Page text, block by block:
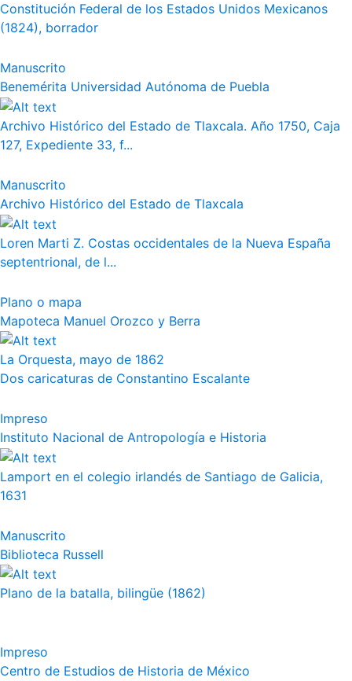
Constitución Federal de los Estados Unidos Mexicanos
(1824), borrador
Manuscrito
Benemérita Universidad Autónoma de Puebla
Archivo Histórico del Estado de Tlaxcala. Año 1750, Caja
127, Expediente 33, f...
Manuscrito
Archivo Histórico del Estado de Tlaxcala
Loren Marti Z. Costas occidentales de la Nueva España
septentrional, de l...
Plano o mapa
Mapoteca Manuel Orozco y Berra
La Orquesta, mayo de 1862
Dos caricaturas de Constantino Escalante
Impreso
Instituto Nacional de Antropología e Historia
Lamport en el colegio irlandés de Santiago de Galicia,
1631
Manuscrito
Biblioteca Russell
Plano de la batalla, bilingüe (1862)
Impreso
Centro de Estudios de Historia de México